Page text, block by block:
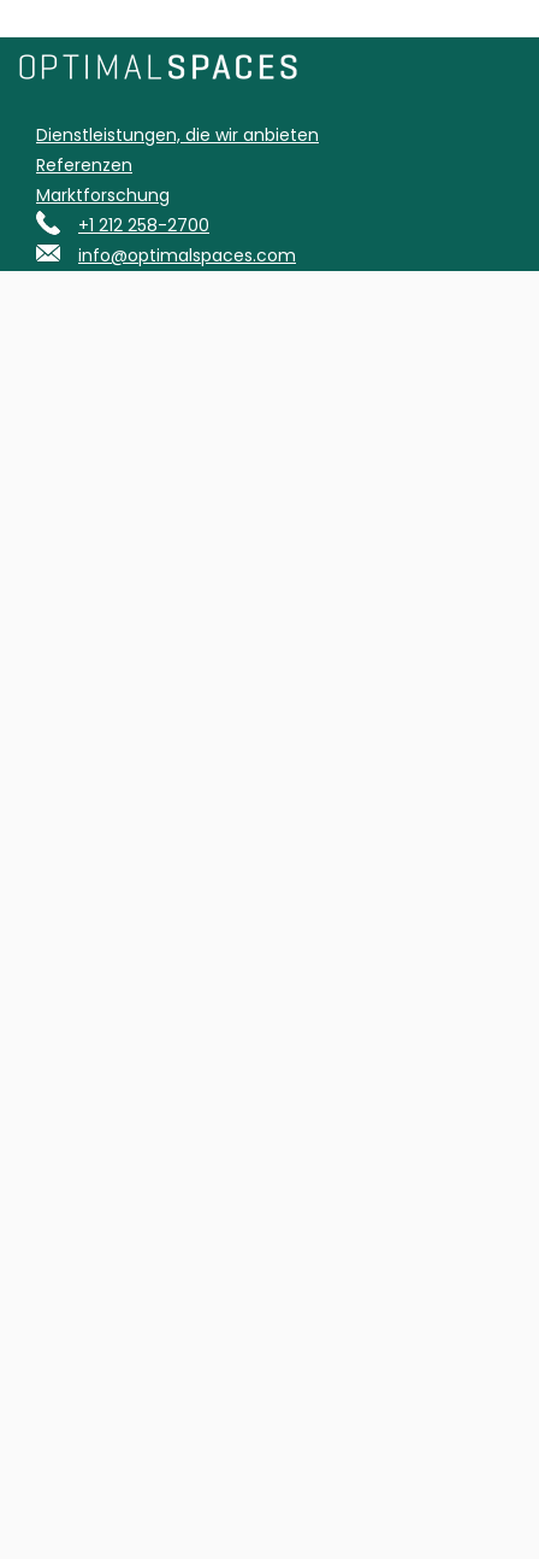
Dienstleistungen, die wir anbieten
Referenzen
Marktforschung
+1 212 258-2700
info@optimalspaces.com